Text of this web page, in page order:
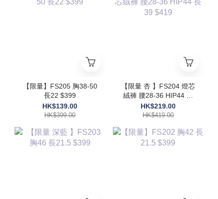
【限量】FS205 胸38-50
長22 $399
HK$139.00
HK$399.00
【限量 杏 】FS204 燈芯
絨褲 腰28-36 HIP44 長
39 $419
HK$219.00
HK$419.00